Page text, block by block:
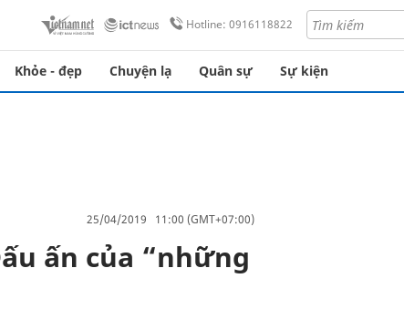
Hotline: 0916118822
Khỏe - đẹp Chuyện lạ Quân sự Sự kiện
25/04/2019 11:00 (GMT+07:00)
ấn của “những